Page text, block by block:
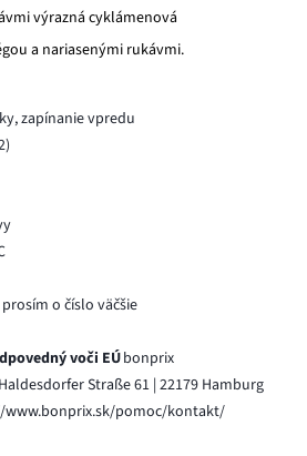
výrazná cyklámenová
a nariasenými rukávmi.
zapínanie vpredu
o číslo väčšie
voči EÚbonprix
Straße 61 | 22179 Hamburg
www.bonprix.sk/pomoc/kontakt/